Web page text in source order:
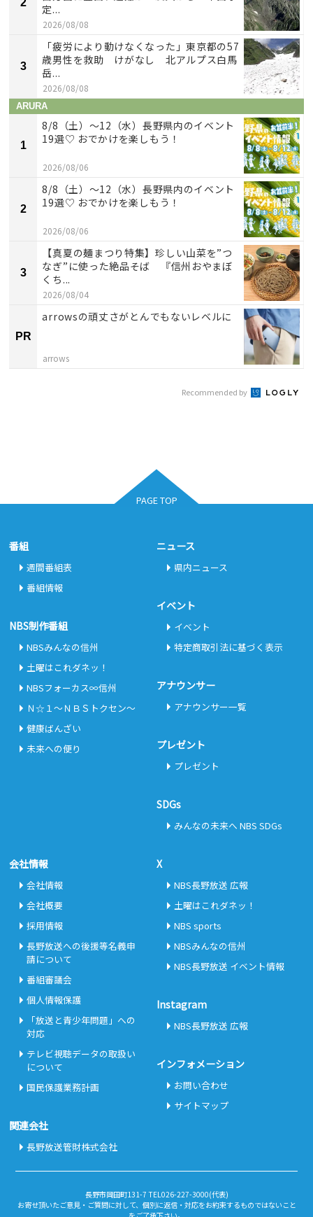
2
定...
2026/08/08
3
「疲労により動けなくなった」東京都の57
歳男性を救助 けがなし 北アルプス白馬
岳...
2026/08/08
ARURA
1
8/8（土）〜12（水）長野県内のイベント
19選♡ おでかけを楽しもう！
2026/08/06
2
8/8（土）〜12（水）長野県内のイベント
19選♡ おでかけを楽しもう！
2026/08/06
3
【真夏の麺まつり特集】珍しい山菜を”つ
なぎ”に使った絶品そば 『信州おやまぼ
くち...
2026/08/04
PR
arrowsの頑丈さがとんでもないレベルに
arrows
Recommended by
PAGE TOP
番組
週間番組表
番組情報
NBS制作番組
NBSみんなの信州
土曜はこれダネッ！
NBSフォーカス∞信州
Ｎ☆１～ＮＢＳトクセン～
健康ばんざい
未来への便り
ニュース
県内ニュース
イベント
イベント
特定商取引法に基づく表示
アナウンサー
アナウンサー一覧
プレゼント
プレゼント
SDGs
みんなの未来へ NBS SDGs
会社情報
会社情報
会社概要
採用情報
長野放送への後援等名義申
請について
番組審議会
個人情報保護
「放送と青少年問題」への
対応
テレビ視聴データの取扱い
について
国民保護業務計画
関連会社
長野放送管財株式会社
X
NBS長野放送 広報
土曜はこれダネッ！
NBS sports
NBSみんなの信州
NBS長野放送 イベント情報
Instagram
NBS長野放送 広報
インフォメーション
お問い合わせ
サイトマップ
長野市岡田町131-7 TEL026-227-3000(代表)
お寄せ頂いたご意見・ご質問に対して、個別に返信・対応をお約束するものではないこと